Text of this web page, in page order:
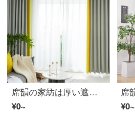
席韻の家紡は厚い遮光北欧の簡単なつづり合わせのカーテンをプラスして、流星麻の純色の綿麻の客間の寝室のカーテンを注文して流れ星を配置します麻：レモンの黄色+灰色は幅の1メートルを注文して作らせます。
¥0~
¥0~